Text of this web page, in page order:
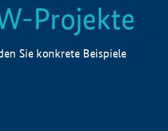
Projekte
Sie konkrete Beispiele